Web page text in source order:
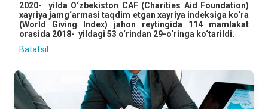
2020- yilda O‘zbekiston CAF (Charities Aid Foundation)
xayriya jamg‘armasi taqdim etgan xayriya indeksiga ko‘ra
(World Giving Index) jahon reytingida 114 mamlakat
orasida 2018- yildagi 53 o‘rindan 29-o‘ringa ko‘tarildi.
Batafsil ...